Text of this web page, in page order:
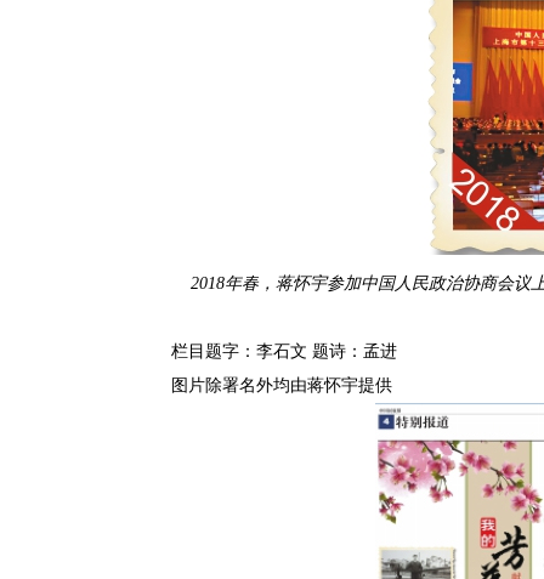
2018年春，蒋怀宇参加中国人民政治协商会议
栏目题字：李石文 题诗：孟进
图片除署名外均由蒋怀宇提供